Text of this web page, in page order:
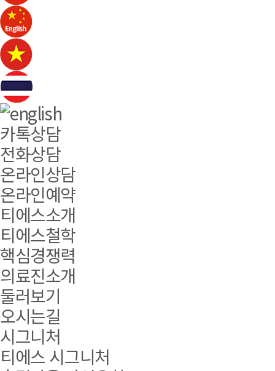
카톡상담
전화상담
온라인상담
온라인예약
티에스소개
티에스철학
핵심경쟁력
의료진소개
둘러보기
오시는길
시그니처
티에스 시그니처